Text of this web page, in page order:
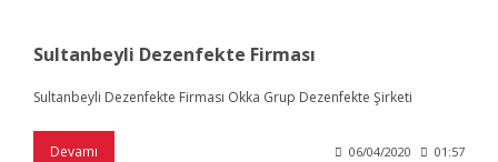
Sultanbeyli Dezenfekte Firması
Sultanbeyli Dezenfekte Firması Okka Grup Dezenfekte Şirketi
Devamı 06/04/2020 01:57